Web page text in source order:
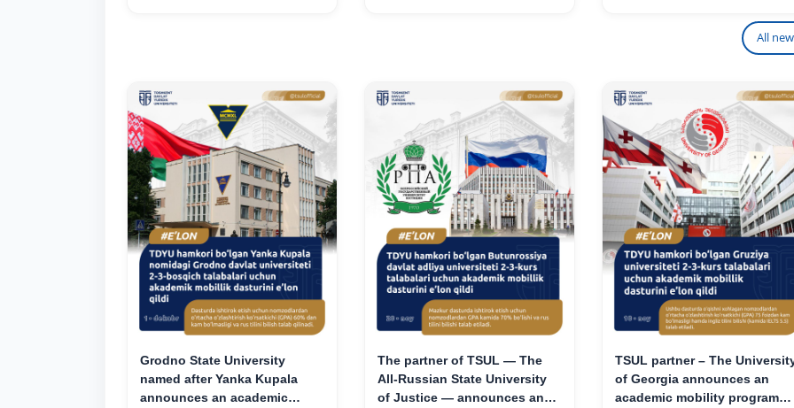
All
Grodno State University
named after Yanka Kupala
announces an academic
The partner of TSUL — The
All‑Russian State University
of Justice — announces an
TSUL partner – The
of Georgia announces an
academic mobility program